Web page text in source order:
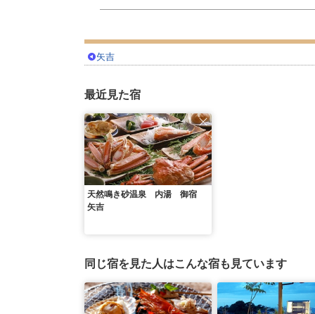
矢吉
最近見た宿
天然鳴き砂温泉 内湯 御宿
矢吉
同じ宿を見た人はこんな宿も見ています